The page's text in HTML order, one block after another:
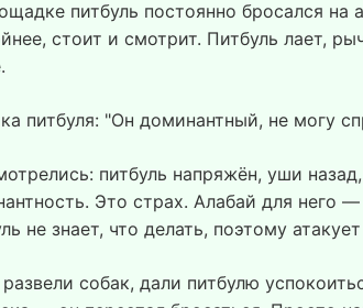
питбуль постоянно бросался на
стоит и смотрит. Питбуль лает,
питбуля: "Он доминантный, не могу
питбуль напряжён, уши
Это страх. Алабай для него —
не знает, что делать, поэтому
развели собак, дали питбулю